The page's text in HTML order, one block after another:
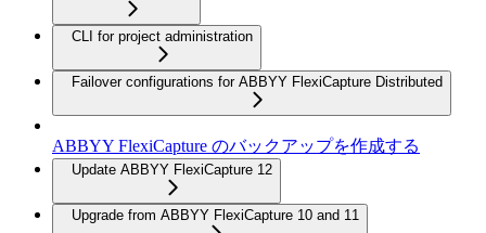
CLI for project administration
Failover configurations for ABBYY FlexiCapture Distributed
ABBYY FlexiCapture のバックアップを作成する
Update ABBYY FlexiCapture 12
Upgrade from ABBYY FlexiCapture 10 and 11